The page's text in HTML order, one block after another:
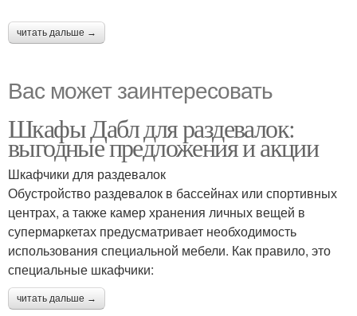
читать дальше →
Вас может заинтересовать
Шкафы Дабл для раздевалок:
выгодные предложения и акции
Шкафчики для раздевалок
Обустройство раздевалок в бассейнах или спортивных
центрах, а также камер хранения личных вещей в
супермаркетах предусматривает необходимость
использования специальной мебели. Как правило, это
специальные шкафчики:
читать дальше →